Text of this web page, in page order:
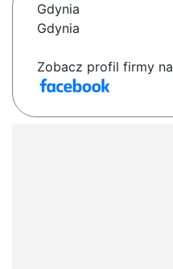
Gdynia
Gdynia
Zobacz profil firmy na